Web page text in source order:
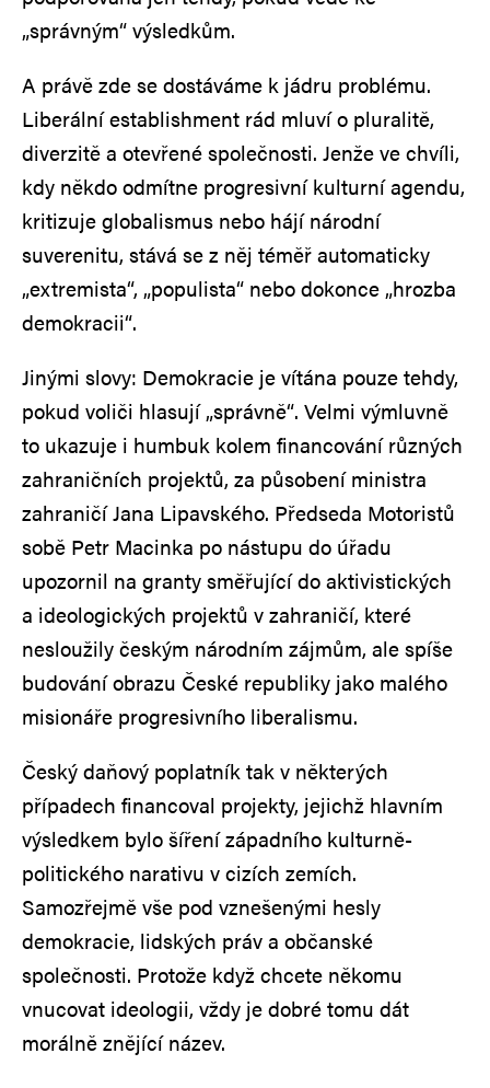
„správným“ výsledkům.
A právě zde se dostáváme k jádru problému.
Liberální establishment rád mluví o pluralitě,
diverzitě a otevřené společnosti. Jenže ve chvíli,
kdy někdo odmítne progresivní kulturní agendu,
kritizuje globalismus nebo hájí národní
suverenitu, stává se z něj téměř automaticky
„extremista“, „populista“ nebo dokonce „hrozba
demokracii“.
Jinými slovy: Demokracie je vítána pouze tehdy,
pokud voliči hlasují „správně“. Velmi výmluvně
to ukazuje i humbuk kolem financování různých
zahraničních projektů, za působení ministra
zahraničí Jana Lipavského. Předseda Motoristů
sobě Petr Macinka po nástupu do úřadu
upozornil na granty směřující do aktivistických
a ideologických projektů v zahraničí, které
nesloužily českým národním zájmům, ale spíše
budování obrazu České republiky jako malého
misionáře progresivního liberalismu.
Český daňový poplatník tak v některých
případech financoval projekty, jejichž hlavním
výsledkem bylo šíření západního kulturně-
politického narativu v cizích zemích.
Samozřejmě vše pod vznešenými hesly
demokracie, lidských práv a občanské
společnosti. Protože když chcete někomu
vnucovat ideologii, vždy je dobré tomu dát
morálně znějící název.